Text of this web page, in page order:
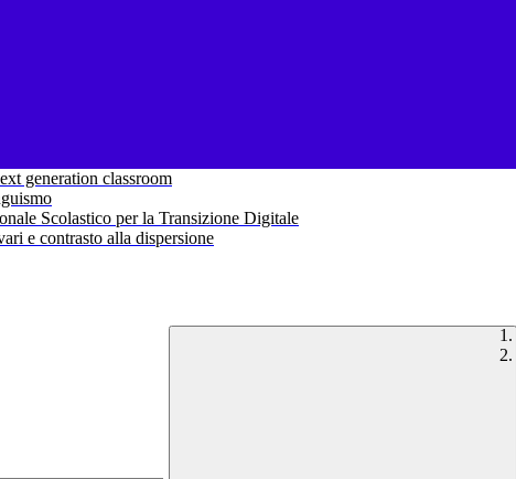
generation classroom
Scolastico per la Transizione Digitale
e contrasto alla dispersione